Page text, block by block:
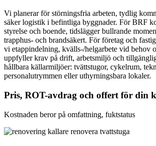
Vi planerar för störningsfria arbeten, tydlig
säker logistik i befintliga byggnader. För BRF
styrelse och boende, tidslägger bullrande
trapphus- och brandsäkert. För företag och
vi etappindelning, kvälls-/helgarbete vid behov
uppfyller krav på drift, arbetsmiljö och
hållbara källarmiljöer: tvättstugor, cykelrum,
personalutrymmen eller uthyrningsbara lokaler.
Pris, ROT-avdrag och offert för din
Kostnaden beror på omfattning, fuktstatus